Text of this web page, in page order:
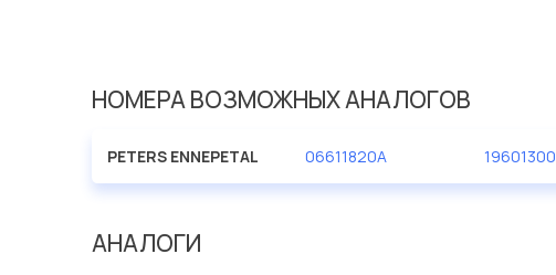
НОМЕРА ВОЗМОЖНЫХ АНАЛОГОВ
PETERS ENNEPETAL 06611820A 19601300
АНАЛОГИ